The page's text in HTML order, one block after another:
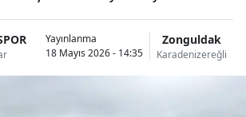
Yayınlanma
18 Mayıs 2026 - 14:35
Zonguldak
Karadenizereğli